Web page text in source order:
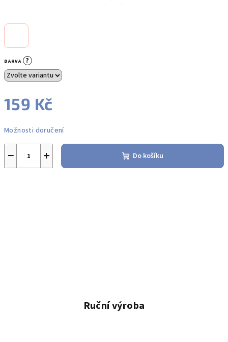
BARVA ?
159 Kč
cena:
Možnosti doručení
+
− Do košíku
Ruční výroba